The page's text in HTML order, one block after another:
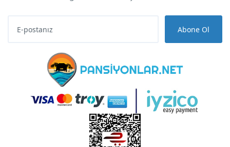
Abone Ol